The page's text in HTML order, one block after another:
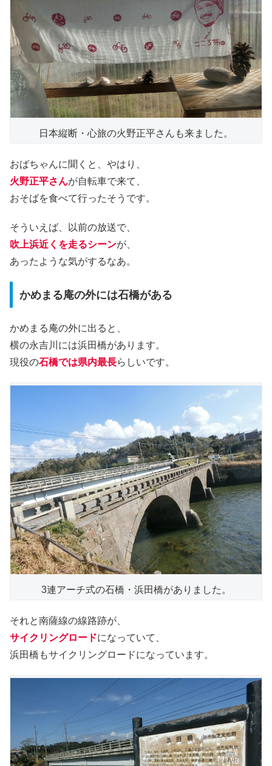
日本縦断・心旅の火野正平さんも来ました。
おばちゃんに聞くと、やはり、
火野正平さんが自転車で来て、
おそばを食べて行ったそうです。
そういえば、以前の放送で、
吹上浜近くを走るシーンが、
あったような気がするなあ。
かめまる庵の外には石橋がある
かめまる庵の外に出ると、
横の永吉川には浜田橋があります。
現役の石橋では県内最長らしいです。
3連アーチ式の石橋・浜田橋がありました。
それと南薩線の線路跡が、
サイクリングロードになっていて、
浜田橋もサイクリングロードになっています。